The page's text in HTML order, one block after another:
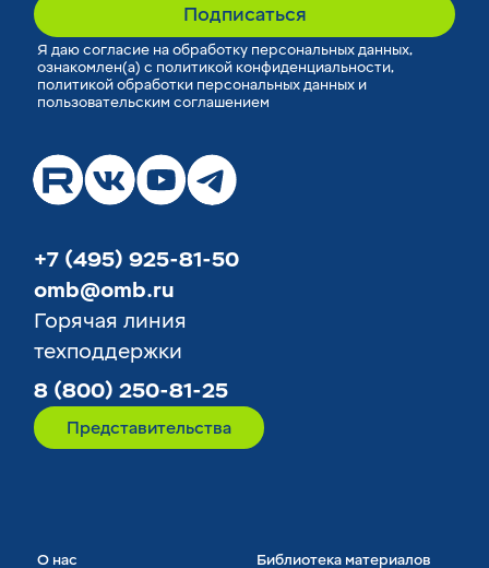
Подписаться
Я даю согласие на обработку персональных данных,
ознакомлен(а) с политикой конфиденциальности,
политикой обработки персональных данных и
пользовательским соглашением
+7 (495) 925-81-50
omb@omb.ru
Горячая линия
техподдержки
8 (800) 250-81-25
Представительства
О нас Библиотека материалов